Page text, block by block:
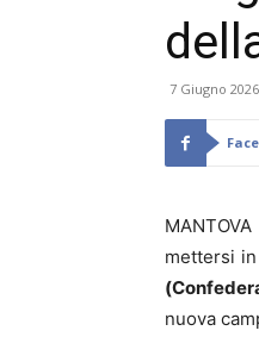
7 Giugno 2026
mettersi
nuova